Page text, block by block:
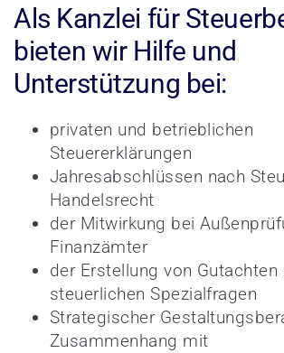
Als Kanzlei für
bieten wir Hilfe und
Unterstützung bei:
privaten und betrieblichen
Steuererklärungen
Jahresabschlüssen nach
Handelsrecht
der Mitwirkung bei
Finanzämter
der Erstellung von Gutachten
steuerlichen Spezialfragen
Strategischer
Zusammenhang mit